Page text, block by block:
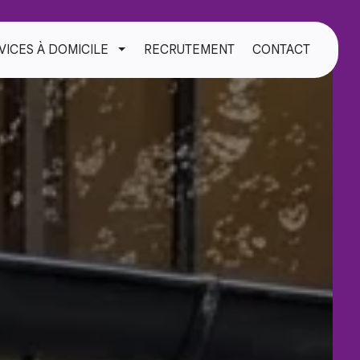
À DOMICILE
TOGGLE
RECRUTEMENT CONTACT